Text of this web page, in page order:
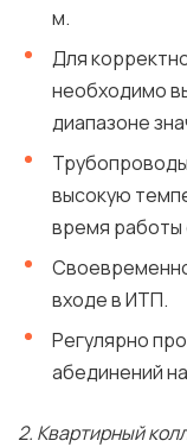
м.
Для
необходимо
диапазоне
высокую
время работы
входе в ИТП.
Регулярно
абединений
2. Квартирный